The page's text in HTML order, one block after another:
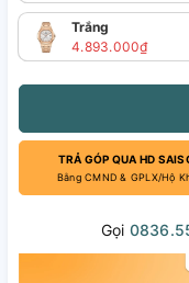
Trắng
4.893.000₫
TRẢ GÓP QUA HD
Bằng CMND & GPLX/Hộ
Gọi